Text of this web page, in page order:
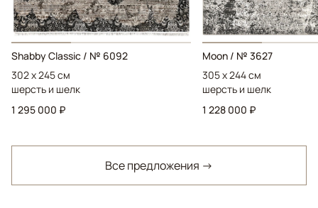
Shabby Classic / № 6092
302 x 245 см
шерсть и шелк
1 295 000 ₽
Moon / № 3627
305 x 244 см
шерсть и шелк
1 228 000 ₽
Все предложения →